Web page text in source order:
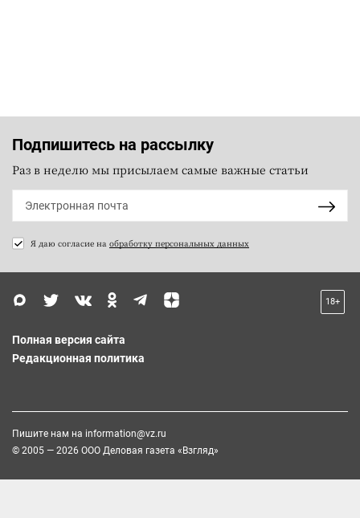
Подпишитесь на рассылку
Раз в неделю мы присылаем самые важные статьи
Я даю согласие на обработку персональных данных
18+
Полная версия сайта
Редакционная политика
Пишите нам на information@vz.ru
© 2005 — 2026 ООО Деловая газета «Взгляд»